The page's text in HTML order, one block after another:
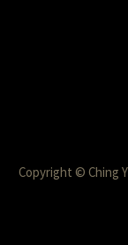
Copyright © Ching